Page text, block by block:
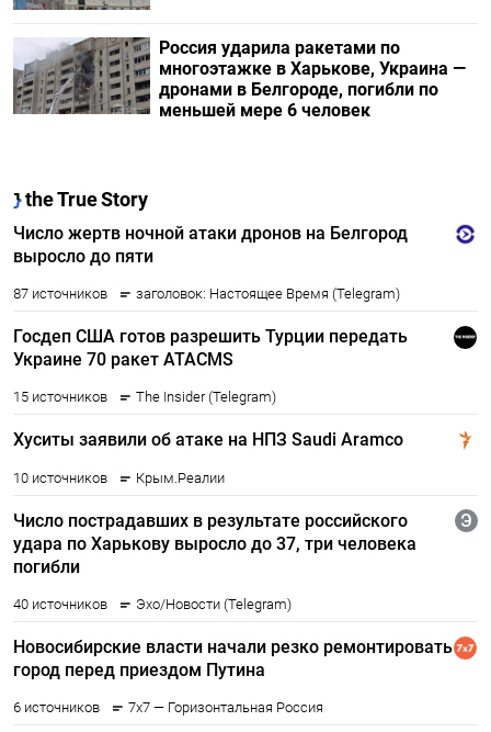
Россия ударила ракетами по
многоэтажке в Харькове, Украина —
дронами в Белгороде, погибли по
меньшей мере 6 человек